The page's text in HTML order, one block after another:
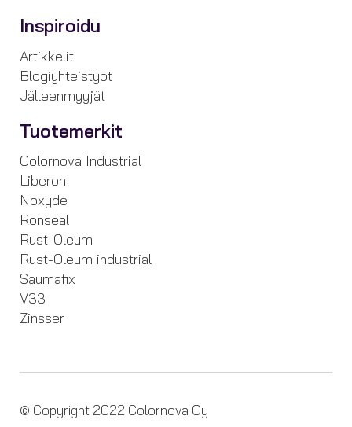
Inspiroidu
Artikkelit
Blogiyhteistyöt
Jälleenmyyjät
Tuotemerkit
Colornova Industrial
Liberon
Noxyde
Ronseal
Rust-Oleum
Rust-Oleum industrial
Saumafix
V33
Zinsser
© Copyright 2022 Colornova Oy